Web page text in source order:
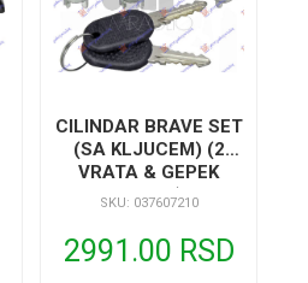
CILINDAR BRAVE SET
(SA KLJUCEM) (2
VRATA & GEPEK
VRATA)
SKU: 037607210
2991.00 RSD